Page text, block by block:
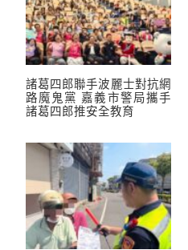
諸葛四郎聯手波麗士對抗網
路魔鬼黨 嘉義市警局攜手
諸葛四郎推安全教育